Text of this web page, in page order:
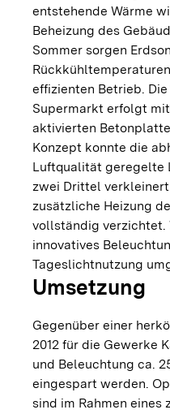
entstehende Wärme
Beheizung des
Sommer sorgen
effizienten Betrieb.
Supermarkt erfolgt
aktivierten
Konzept konnte die
Luftqualität geregelte
zwei Drittel
zusätzliche Heizung
vollständig verzichtet.
innovatives
Tageslichtnutzung
Umsetzung
Gegenüber einer
2012 für die Gewerke
und Beleuchtung ca.
eingespart werden.
sind im Rahmen eines